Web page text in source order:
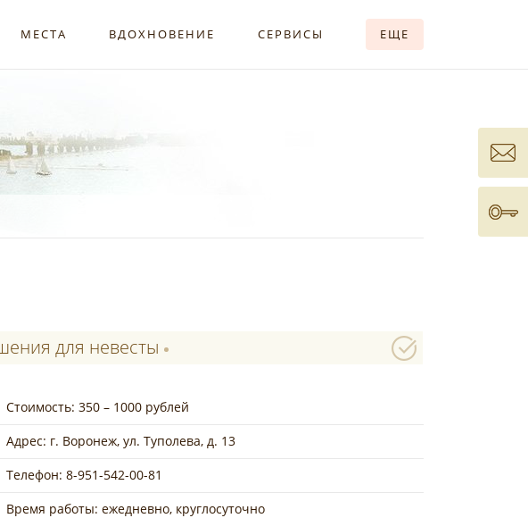
МЕСТА ВДОХНОВЕНИЕ СЕРВИСЫ ЕЩЕ
для невесты
Стоимость: 350 – 1000 рублей
Адрес: г. Воронеж, ул. Туполева, д. 13
Телефон: 8-951-542-00-81
Время работы: ежедневно, круглосуточно